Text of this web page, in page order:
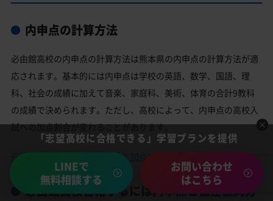
内申点の計算方法
必由館高校の内申点の計算方法は熊本県の内申点の計算方法が適
応されます。基本的には内申点は学校の英語、数学、国語、理
科、社会の成績に加えて音楽、家庭科、美術、体育の合計9教科
の成績で決められます。ただし、高校によって、内申点の高校入
試への加点割合が変わることがあります。
熊本県の内申点の計算方法と加点についてはこちら
必由館高校合格するには内申点と偏差値両方
「志望高校に合格できる」学習プランを提供
LINEで
無料相談する
お問い合わせ
はこちら